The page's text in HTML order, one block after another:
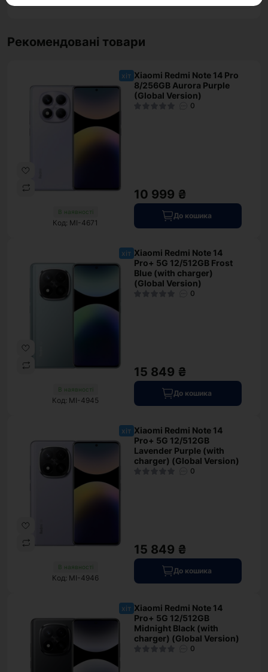
Рекомендовані товари
хіт
В наявності
Код: MI-4671
Xiaomi Redmi Note 14 Pro
8/256GB Aurora Purple
(Global Version)
0
10 999 ₴
До кошика
хіт
В наявності
Код: MI-4945
Xiaomi Redmi Note 14
Pro+ 5G 12/512GB Frost
Blue (with charger)
(Global Version)
0
15 849 ₴
До кошика
хіт
В наявності
Код: MI-4946
Xiaomi Redmi Note 14
Pro+ 5G 12/512GB
Lavender Purple (with
charger) (Global Version)
0
15 849 ₴
До кошика
хіт Xiaomi Redmi Note 14
Pro+ 5G 12/512GB
Midnight Black (with
charger) (Global Version)
0